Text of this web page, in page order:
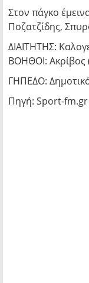
Στον πάγκο
Ποζατζίδης,
ΔΙΑΙΤΗΤΗΣ:
ΒΟΗΘΟΙ:
ΓΗΠΕΔΟ:
Πηγή: Sport-fm.gr